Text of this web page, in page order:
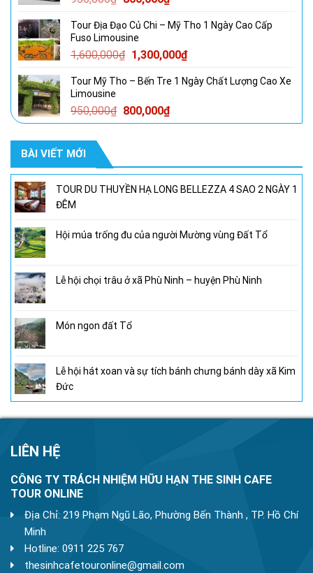
là:
950,000₫.
tại
800,000₫.
Tour Địa Đạo Củ Chi – Mỹ Tho 1 Ngày Cao Cấp
Fuso Limousine
1,600,000₫ Giá
là:
1,300,000₫Giá
tại
Tour Mỹ Tho – Bến Tre 1 Ngày Chất Lượng Cao Xe
Limousine
950,000₫ Giá
gốc
800,000₫Giá
hiện
800,000₫.
BÀI VIẾT MỚI
TOUR DU THUYỀN HẠ LONG BELLEZZA 4 SAO 2 NGÀY 1
ĐÊM
Hội múa trống đu của người Mường vùng Đất Tổ
Lễ hội chọi trâu ở xã Phù Ninh – huyện Phù Ninh
Món ngon đất Tổ
Lễ hội hát xoan và sự tích bánh chưng bánh dày xã Kim
Đức
LIÊN HỆ
CÔNG TY TRÁCH NHIỆM HỮU HẠN THE SINH CAFE
TOUR ONLINE
Địa Chỉ: 219 Phạm Ngũ Lão, Phường Bến Thành , TP. Hồ Chí
Minh
Hotline: 0911 225 767
thesinhcafetouronline@gmail.com